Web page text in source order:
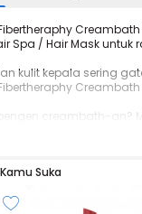
Creambath
Spa / Hair Mask untuk
kulit kepala sering
creambath-an?
Cuman 2-5 menit
Minyak Nabati
Suka